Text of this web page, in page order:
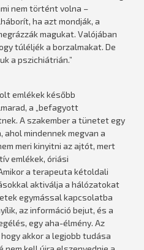
nem történt volna –
ha azt mondják, a
magukat. Valójában
túléljék a borzalmakat. De
a pszichiátrián.”
emlékek később
a „befagyott
A szakember a tünetet egy
mindennek megvan a
meri kinyitni az ajtót, mert
emlékek, óriási
a terapeuta kétoldali
aktiválja a hálózatokat
egymással kapcsolatba
az információ bejut, és a
egy aha-élmény. Az
akkor a legjobb tudása